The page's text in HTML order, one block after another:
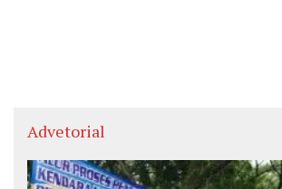
Advetorial